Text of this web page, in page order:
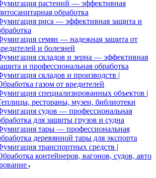
растений — эффективная
обработка
риса — эффективная защита и
семян — надежная защита от
и болезней
складов и зерна — эффективная
и профессиональная обработка
складов и производств |
газом от вредителей
специализированных объектов |
рестораны, музеи, библиотеки
судов — профессиональная
для защиты грузов и судна
тары — профессиональная
деревянной тары для экспорта
транспортных средств |
контейнеров, вагонов, судов, авто